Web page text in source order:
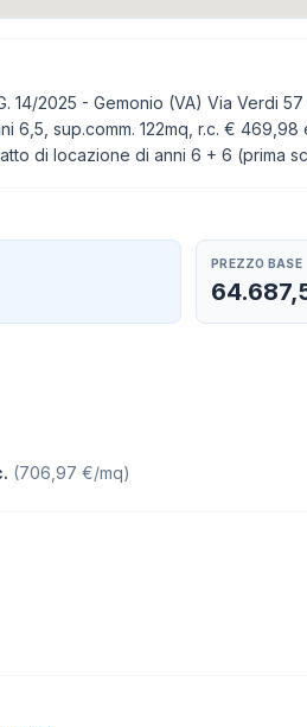
14/2025 - Gemonio (VA) Via Verdi
6,5, sup.comm. 122mq, r.c. €
di locazione di anni 6 + 6 (prima
PREZZO BASE
(706,97 €/mq)